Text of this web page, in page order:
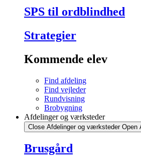
SPS til ordblindhed
Strategier
Kommende elev
Find afdeling
Find vejleder
Rundvisning
Brobygning
Afdelinger og værksteder
Close Afdelinger og værksteder Open
Brusgård